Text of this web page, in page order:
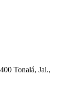
Tonalá, Jal.,